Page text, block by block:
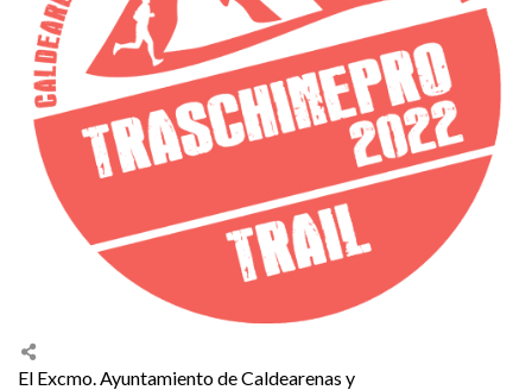
El Excmo. Ayuntamiento de Caldearenas y